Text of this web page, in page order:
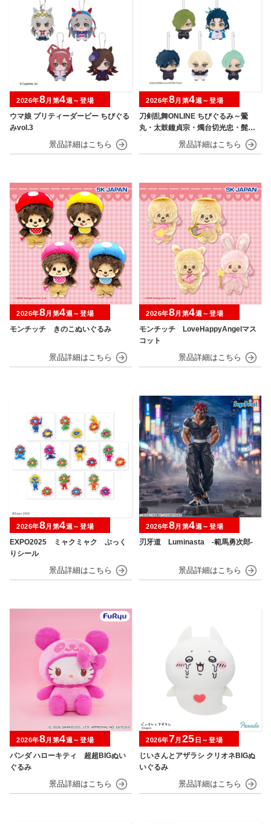
ウマ娘 プリティーダービー ちびぐる
みvol.3
2026年8月第4週～登場
刀剣乱舞ONLINE ちびぐるみ～鶯
丸・太鼓鐘貞宗・燭台切光忠・髭
2026年8月第4週～登場
モンチッチ きのこぬいぐるみ
2026年8月第4週～登場
モンチッチ LoveHappyAngelマス
コット
2026年8月第4週～登場
EXPO2025 ミャクミャク ぷっく
りシール
2026年8月第4週～登場
刃牙道 Luminasta ‐範馬勇次郎‐
2026年8月第4週～登場
パンダ ハローキティ 超超BIGぬい
ぐるみ
2026年8月第4週～登場
じいさんとアザラシ クリオネBIGぬ
いぐるみ
2026年7月 25 日～登場